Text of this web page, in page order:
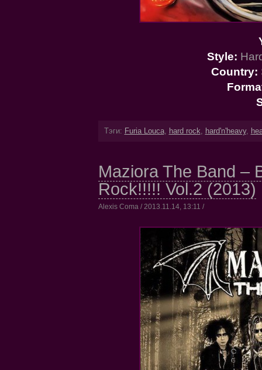
Style:
Country:
Тэги: Furia Louca, hard rock hard'n'heavy,
Maziora The Band –
Rock!!!!! Vol.2 (2013)
Alexis Coma / 2013.11.14, 13:11 /